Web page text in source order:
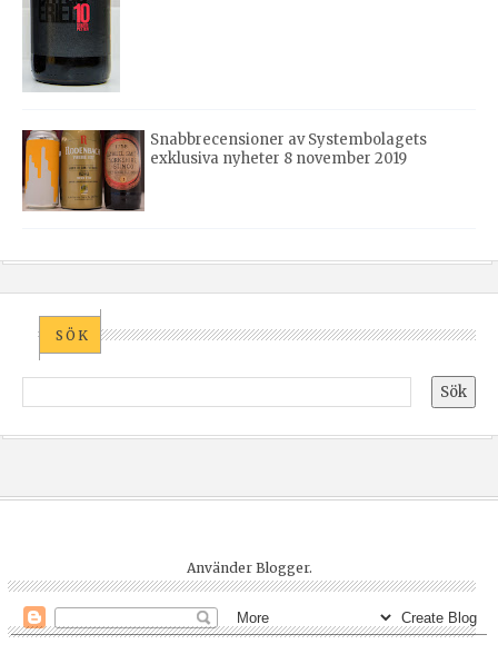
Snabbrecensioner av Systembolagets
exklusiva nyheter 8 november 2019
SÖK
Använder Blogger.